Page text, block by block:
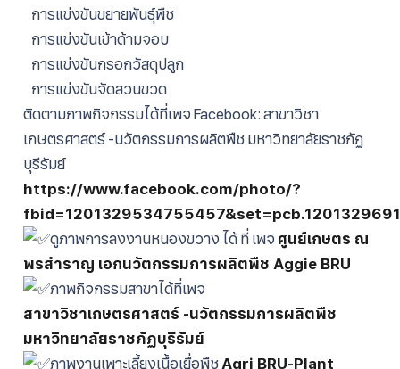
การแข่งขันขยายพันธุ์พืช
การแข่งขันเข้าด้ามจอบ
การแข่งขันกรอกวัสดุปลูก
การแข่งขันจัดสวนขวด
ติดตามภาพกิจกรรมได้ที่เพจ Facebook: สาขาวิชา
เกษตรศาสตร์ -นวัตกรรมการผลิตพืช มหาวิทยาลัยราชภัฏ
บุรีรัมย์
https://www.facebook.com/photo/?
ดูภาพการลงงานหนองขวาง ได้ ที่ เพจ ศูนย์เกษตร ณ
พรสำราญ เอกนวัตกรรมการผลิตพืช Aggie BRU
ภาพกิจกรรมสาขาได้ที่เพจ
สาขาวิชาเกษตรศาสตร์ -นวัตกรรมการผลิตพืช
มหาวิทยาลัยราชภัฏบุรีรัมย์
ภาพงานเพาะเลี้ยงเนื้อเยื่อพืชAgri BRU-Plant